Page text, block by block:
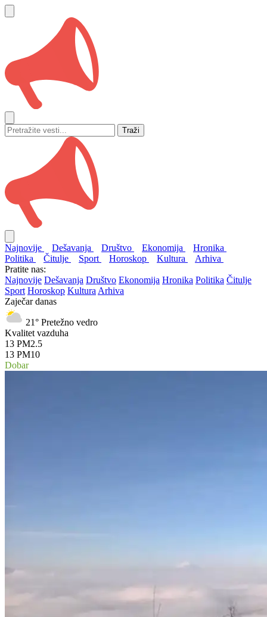
Traži
Najnovije Dešavanja Društvo Ekonomija
Hronika
Politika
Čitulje Sport Horoskop Kultura
Arhiva
Pratite nas:
Najnovije Dešavanja Društvo Ekonomija Hronika Politika Čitulje
Sport Horoskop Kultura Arhiva
Zaječar danas
21° Pretežno vedro
Kvalitet vazduha
13 PM2.5
13 PM10
Dobar